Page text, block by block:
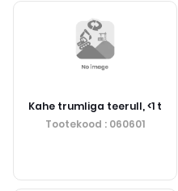
Kahe trumliga teerull, <1 t
Tootekood : 060601